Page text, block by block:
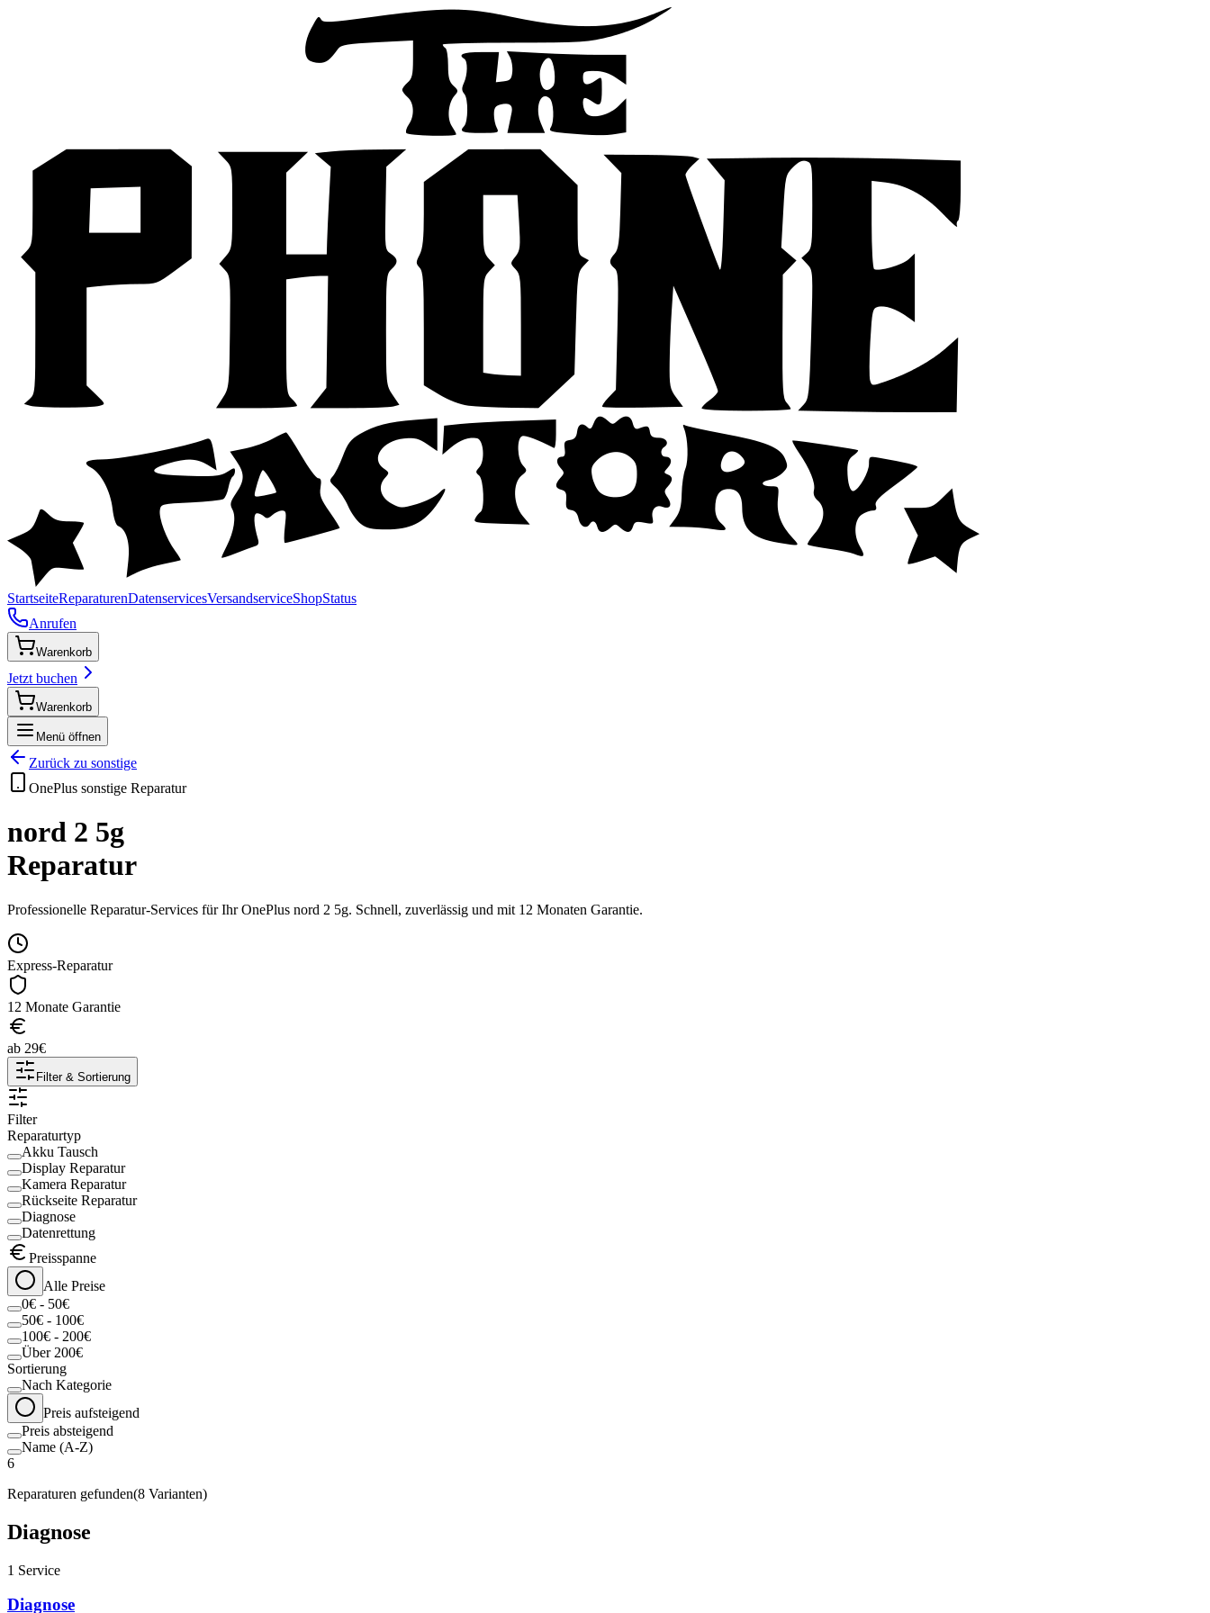
StartseiteReparaturenDatenservicesVersandserviceShopStatus
Anrufen
Warenkorb
Jetzt buchen
Warenkorb
Menü öffnen
Zurück zu sonstige
OnePlus sonstige Reparatur
nord 2 5g
Reparatur
Professionelle Reparatur-Services für IhrOnePlus nord 2 5g. Schnell, zuverlässig und mit 12 Monaten Garantie.
Express-Reparatur
12 Monate Garantie
ab 29€
Filter & Sortierung
Filter
Reparaturtyp
Akku Tausch
Display Reparatur
Kamera Reparatur
Rückseite Reparatur
Diagnose
Datenrettung
Preisspanne
Alle Preise
0€ - 50€
50€ - 100€
100€ - 200€
Über 200€
Sortierung
Nach Kategorie
Preis aufsteigend
Preis absteigend
Name (A-Z)
6
Reparaturen gefunden(8 Varianten)
Diagnose
1 Service
Diagnose